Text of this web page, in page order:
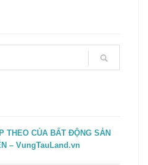
THEO CỦA BẤT ĐỘNG SẢN
– VungTauLand.vn